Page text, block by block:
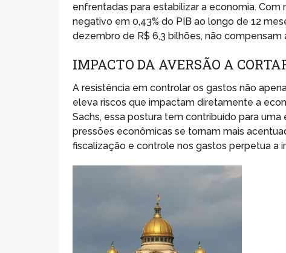
enfrentadas para estabilizar a economia.
negativo em 0,43% do PIB ao longo de 12
dezembro de R$ 6,3 bilhões, não
IMPACTO DA AVERSÃO A
A resistência em controlar os gastos não
eleva riscos que impactam diretamente a
Sachs, essa postura tem contribuído para
pressões econômicas se tornam mais
fiscalização e controle nos gastos perpetua a